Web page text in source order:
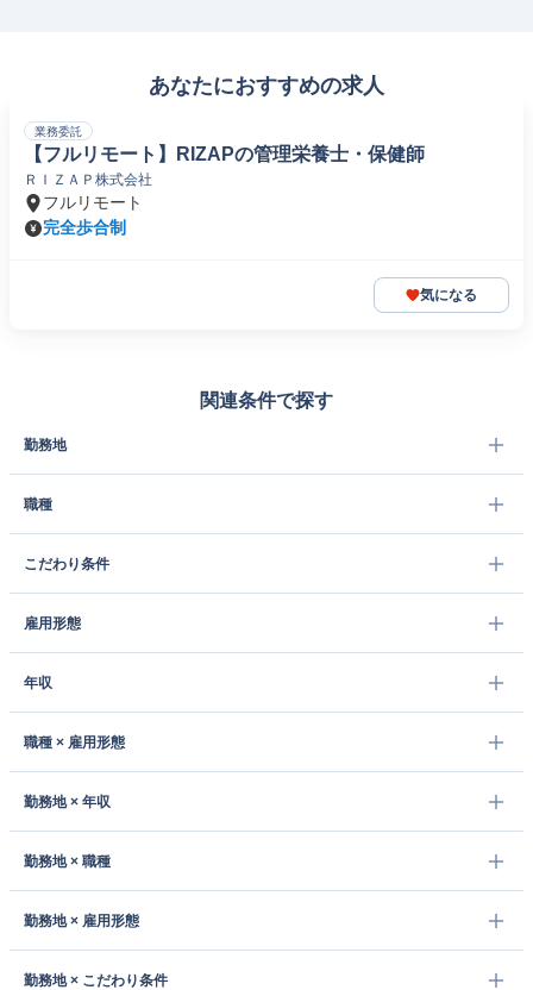
あなたにおすすめの求人
業務委託
【フルリモート】RIZAPの管理栄養士・保健師
ＲＩＺＡＰ株式会社
フルリモート
完全歩合制
気になる
関連条件で探す
勤務地
職種
こだわり条件
雇用形態
年収
職種 × 雇用形態
勤務地 × 年収
勤務地 × 職種
勤務地 × 雇用形態
勤務地 × こだわり条件